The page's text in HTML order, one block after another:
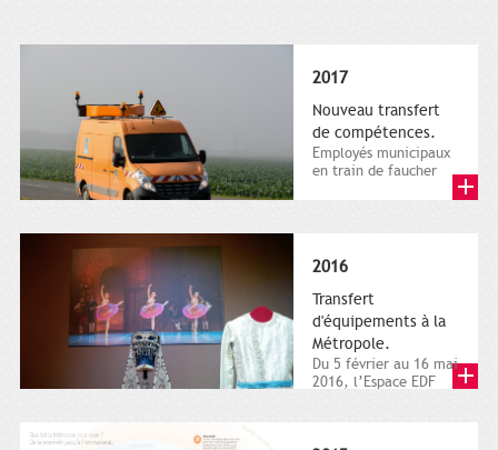
2017
Nouveau transfert
de compétences.
Employés municipaux
en train de faucher
2016
Transfert
d'équipements à la
Métropole.
Du 5 février au 16 mai
2016, l’Espace EDF